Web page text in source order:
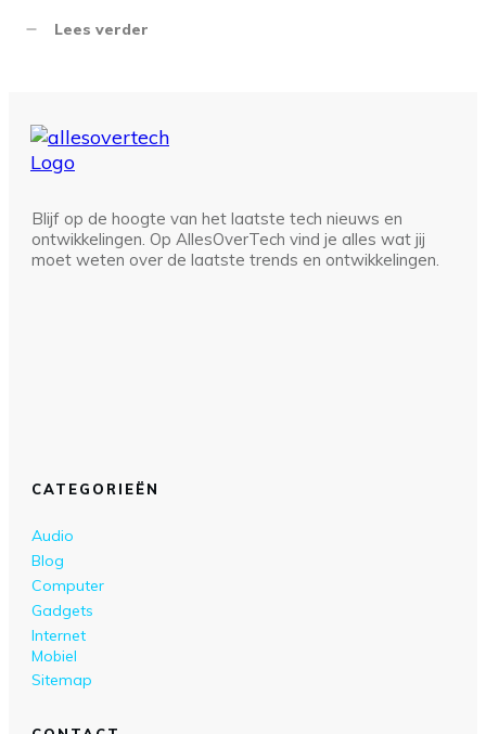
Lees verder
Blijf op de hoogte van het laatste tech nieuws en
ontwikkelingen. Op AllesOverTech vind je alles wat jij
moet weten over de laatste trends en ontwikkelingen.
CATEGORIEËN
Audio
Blog
Computer
Gadgets
Internet
Mobiel
Sitemap